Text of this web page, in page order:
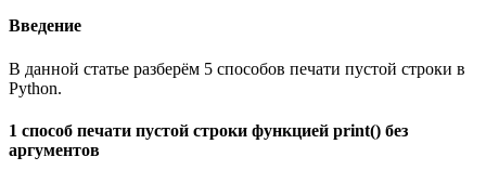
Введение
В данной статье разберём 5 способов печати пустой строки в
Python.
1 способ печати пустой строки функцией print() без
аргументов